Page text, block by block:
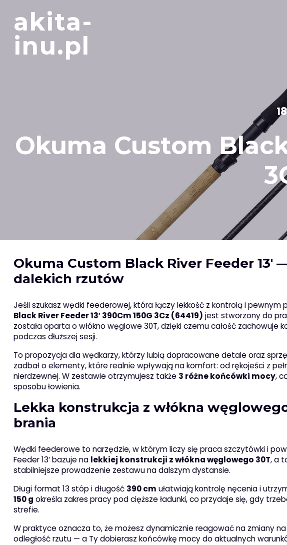
contentakita-
inu.pl
Okuma Custom Black
Okuma Custom Black River Feeder 13′
dalekich rzutów
Jeśli szukasz wędki feederowej, która łączy lekkość z kontrolą i
Black River Feeder 13′ 390Cm 150G 3Cz (64419) jest stworzony do
została oparta o włókno węglowe 30T, dzięki czemu całość
podczas dłuższej sesji.
To propozycja dla wędkarzy, którzy lubią dopracowane detale oraz
zadbał o elementy, które realnie wpływają na komfort: od rękojeści z
nierdzewnej. W zestawie otrzymujesz także 3 różne końcówki mocy,
sposobu łowienia.
Lekka konstrukcja z włókna
brania
Wędki feederowe to narzędzie, w którym liczy się praca szczytówki i
Feeder 13′ bazuje na lekkiej konstrukcji z włókna węglowego 30T, a
stabilniejsze prowadzenie zestawu na dalszym dystansie.
Długi format 13 stóp i długość 390 cm ułatwiają kontrolę nęcenia i
150 g określa zakres pracy pod cięższe ładunki, co przydaje się, gdy
strefie.
W praktyce oznacza to, że możesz dynamicznie reagować na zmiany na
odległość rzutu — a Ty dobierasz końcówkę mocy do aktualnych